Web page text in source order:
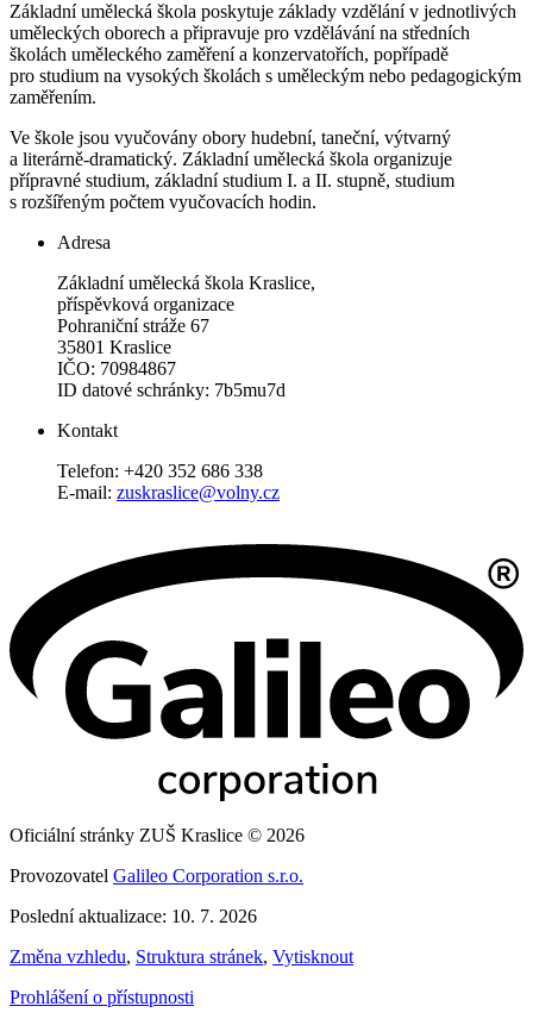
Základní umělecká škola poskytuje základy vzdělání v jednotlivých
uměleckých oborech a připravuje pro vzdělávání na středních
školách uměleckého zaměření a konzervatořích, popřípadě
pro studium na vysokých školách s uměleckým nebo pedagogickým
zaměřením.
Ve škole jsou vyučovány obory hudební, taneční, výtvarný
a literárně-dramatický. Základní umělecká škola organizuje
přípravné studium, základní studium I. a II. stupně, studium
s rozšířeným počtem vyučovacích hodin.
Adresa
Základní umělecká škola Kraslice,
příspěvková organizace
Pohraniční stráže 67
35801 Kraslice
IČO: 70984867
ID datové schránky: 7b5mu7d
Kontakt
Telefon: +420 352 686 338
E-mail: zuskraslice@volny.cz
Oficiální stránky ZUŠ Kraslice © 2026
Provozovatel Galileo Corporation s.r.o.
Poslední aktualizace: 10. 7. 2026
Změna vzhledu, Struktura stránek, Vytisknout
Prohlášení o přístupnosti